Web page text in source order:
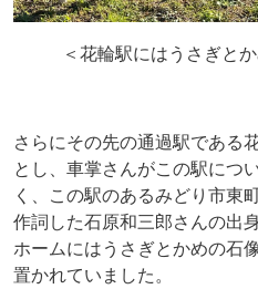
＜花輪駅にはうさぎと
さらにその先の通過駅である
とし、車掌さんがこの駅につ
く、この駅のあるみどり市東
作詞した石原和三郎さんの出
ホームにはうさぎとかめの石
置かれていました。